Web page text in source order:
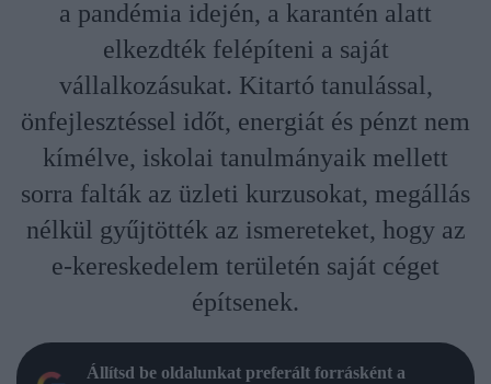
a pandémia idején, a karantén alatt
elkezdték felépíteni a saját
vállalkozásukat. Kitartó tanulással,
önfejlesztéssel időt, energiát és pénzt nem
kímélve, iskolai tanulmányaik mellett
sorra falták az üzleti kurzusokat, megállás
nélkül gyűjtötték az ismereteket, hogy az
e-kereskedelem területén saját céget
építsenek.
Állítsd be oldalunkat preferált forrásként a